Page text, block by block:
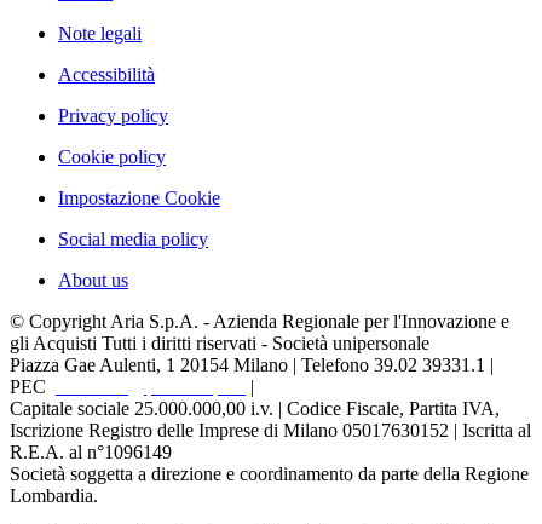
Note legali
Accessibilità
Privacy policy
Cookie policy
Impostazione Cookie
Social media policy
About us
© Copyright Aria S.p.A. - Azienda Regionale per l'Innovazione e
gli Acquisti Tutti i diritti riservati - Società unipersonale
Piazza Gae Aulenti, 1 20154 Milano | Telefono 39.02 39331.1 |
PEC
|
Capitale sociale 25.000.000,00 i.v. | Codice Fiscale, Partita IVA,
Iscrizione Registro delle Imprese di Milano 05017630152 | Iscritta al
R.E.A. al n°1096149
Società soggetta a direzione e coordinamento da parte della Regione
Lombardia.